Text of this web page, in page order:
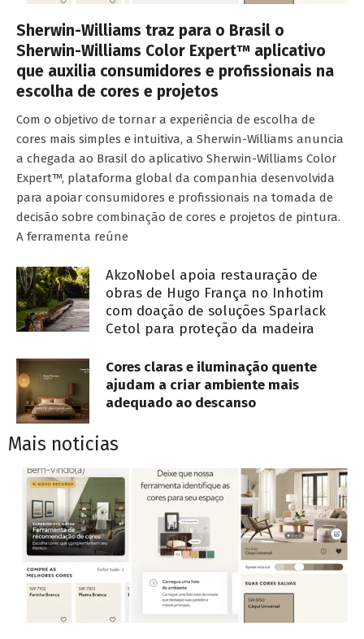
Sherwin-Williams traz para o Brasil o
Sherwin-Williams Color Expert™ aplicativo
que auxilia consumidores e profissionais na
escolha de cores e projetos
Com o objetivo de tornar a experiência de escolha de
cores mais simples e intuitiva, a Sherwin-Williams anuncia
a chegada ao Brasil do aplicativo Sherwin-Williams Color
Expert™, plataforma global da companhia desenvolvida
para apoiar consumidores e profissionais na tomada de
decisão sobre combinação de cores e projetos de pintura.
A ferramenta reúne
AkzoNobel apoia restauração de
obras de Hugo França no Inhotim
com doação de soluções Sparlack
Cetol para proteção da madeira
Cores claras e iluminação quente
ajudam a criar ambiente mais
adequado ao descanso
Mais noticias